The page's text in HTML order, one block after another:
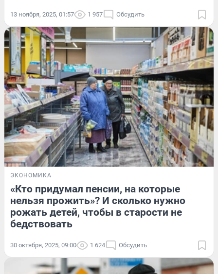
13 ноября, 2025, 01:57 1 957 Обсудить
ЭКОНОМИКА
«Кто придумал пенсии, на которые
нельзя прожить»? И сколько нужно
рожать детей, чтобы в старости не
бедствовать
30 октября, 2025, 09:00 1 624 Обсудить